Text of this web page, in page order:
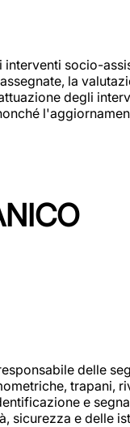
socio-
la
degli
delle
trapani,
e
sicurezza e delle